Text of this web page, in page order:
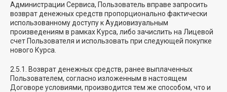
Администрации Сервиса, Пользователь вправе запросить
возврат денежных средств пропорционально фактически
использованному доступу к Аудиовизуальным
произведениям в рамках Курса, либо зачислить на Лицевой
счет Пользователя и использовать при следующей покупке
нового Курса.
2.5.1. Возврат денежных средств, ранее выплаченных
Пользователем, согласно изложенным в настоящем
Договоре условиями, производится тем же способом, что и